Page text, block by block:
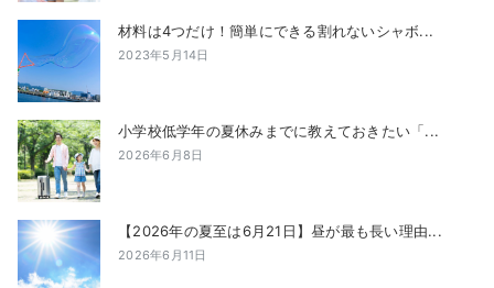
材料は4つだけ！簡単にできる割れないシャボ...
2023年5月14日
小学校低学年の夏休みまでに教えておきたい「...
2026年6月8日
【2026年の夏至は6月21日】昼が最も長い理由...
2026年6月11日